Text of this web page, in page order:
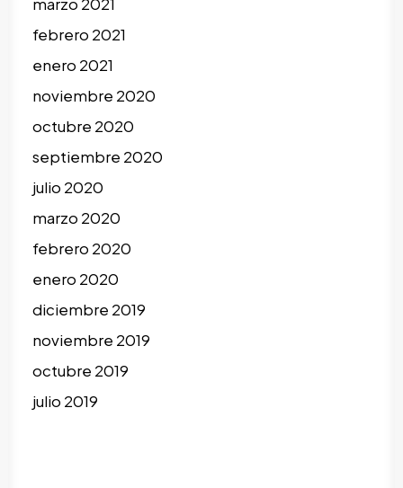
febrero 2021
enero 2021
noviembre 2020
octubre 2020
septiembre 2020
julio 2020
marzo 2020
febrero 2020
enero 2020
diciembre 2019
noviembre 2019
octubre 2019
julio 2019